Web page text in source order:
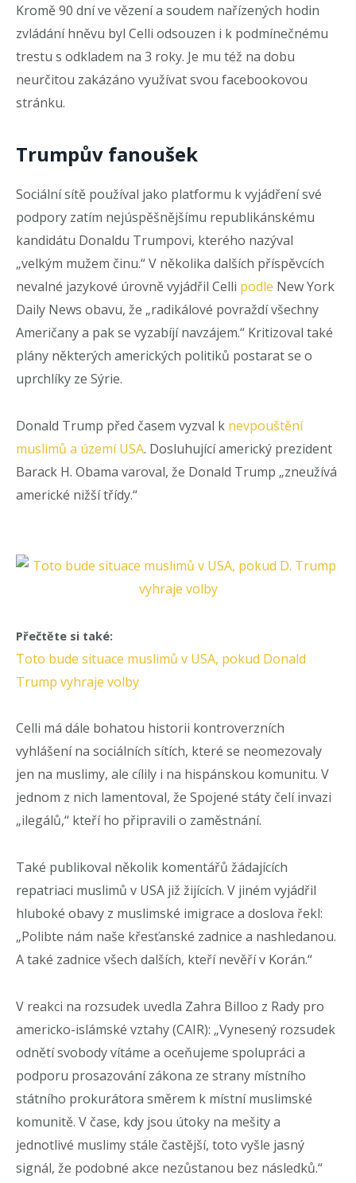
Kromě 90 dní ve vězení a soudem nařízených hodin
zvládání hněvu byl Celli odsouzen i k podmínečnému
trestu s odkladem na 3 roky. Je mu též na dobu
neurčitou zakázáno využívat svou facebookovou
stránku.
Trumpův fanoušek
Sociální sítě používal jako platformu k vyjádření své
podpory zatím nejúspěšnějšímu republikánskému
kandidátu Donaldu Trumpovi, kterého nazýval
„velkým mužem činu.“ V několika dalších příspěvcích
nevalné jazykové úrovně vyjádřil Celli podle New York
Daily News obavu, že „radikálové povraždí všechny
Američany a pak se vyzabíjí navzájem.“ Kritizoval také
plány některých amerických politiků postarat se o
uprchlíky ze Sýrie.
Donald Trump před časem vyzval k nevpouštění
muslimů a území USA. Dosluhující americký prezident
Barack H. Obama varoval, že Donald Trump „zneužívá
americké nižší třídy.“
Přečtěte si také:
Toto bude situace muslimů v USA, pokud Donald
Trump vyhraje volby
Celli má dále bohatou historii kontroverzních
vyhlášení na sociálních sítích, které se neomezovaly
jen na muslimy, ale cílily i na hispánskou komunitu. V
jednom z nich lamentoval, že Spojené státy čelí invazi
„ilegálů,“ kteří ho připravili o zaměstnání.
Také publikoval několik komentářů žádajících
repatriaci muslimů v USA již žijících. V jiném vyjádřil
hluboké obavy z muslimské imigrace a doslova řekl:
„Polibte nám naše křesťanské zadnice a nashledanou.
A také zadnice všech dalších, kteří nevěří v Korán.“
V reakci na rozsudek uvedla Zahra Billoo z Rady pro
americko-islámské vztahy (CAIR): „Vynesený rozsudek
odnětí svobody vítáme a oceňujeme spolupráci a
podporu prosazování zákona ze strany místního
státního prokurátora směrem k místní muslimské
komunitě. V čase, kdy jsou útoky na mešity a
jednotlivé muslimy stále častější, toto vyšle jasný
signál, že podobné akce nezůstanou bez následků.“